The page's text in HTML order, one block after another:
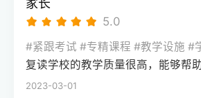
家长
5.0
#紧跟考试 #专精课程 #教学设施 #
2023-03-01